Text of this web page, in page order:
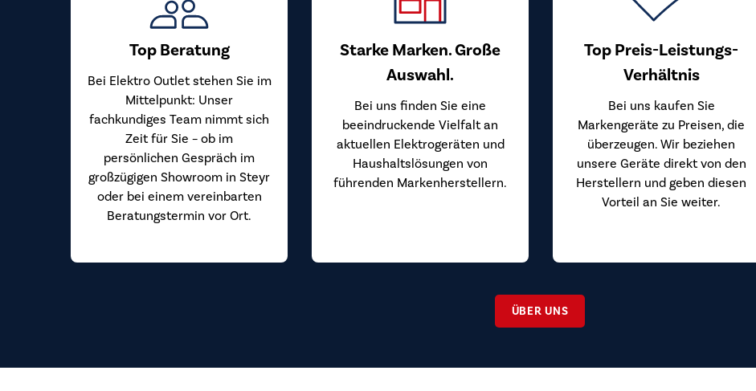
Top Beratung
Bei Elektro Outlet stehen Sie im
Mittelpunkt: Unser
fachkundiges Team nimmt sich
Zeit für Sie – ob im
persönlichen Gespräch im
großzügigen Showroom in Steyr
oder bei einem vereinbarten
Beratungstermin vor Ort.
Starke Marken. Große
Auswahl.
Bei uns finden Sie eine
beeindruckende Vielfalt an
aktuellen Elektrogeräten und
Haushaltslösungen von
führenden Markenherstellern.
Top Preis-Leistungs-
Verhältnis
Bei uns kaufen Sie
Markengeräte zu Preisen, die
überzeugen. Wir beziehen
unsere Geräte direkt von den
Herstellern und geben diesen
Vorteil an Sie weiter.
ÜBER UNS